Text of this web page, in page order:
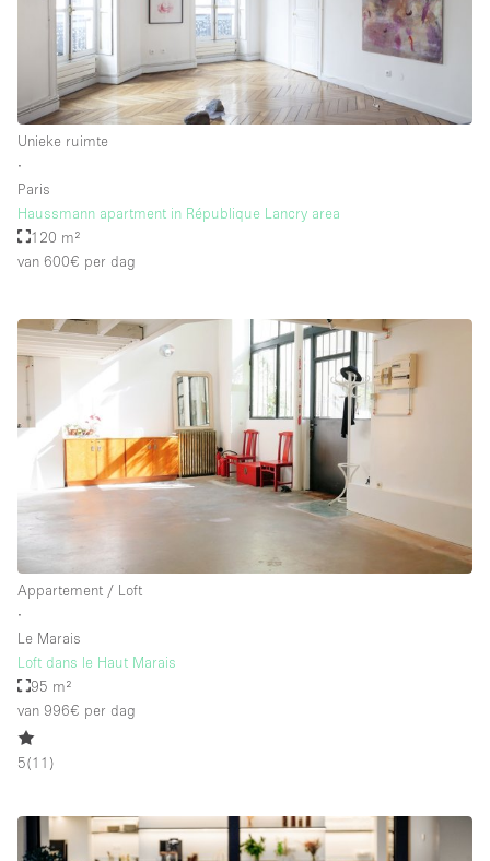
Unieke ruimte
∙
Paris
Haussmann apartment in République Lancry area
120 m²
van 600€ per dag
Appartement / Loft
∙
Le Marais
Loft dans le Haut Marais
95 m²
van 996€ per dag
5(11 )